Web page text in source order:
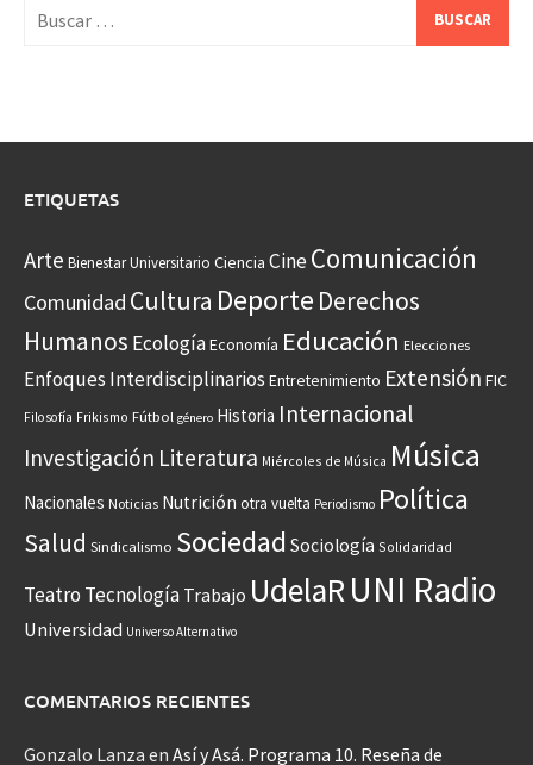
ETIQUETAS
Arte Bienestar Universitario Ciencia CineComunicación
Comunidad Cultura Deporte Derechos
Humanos EcologíaEconomía Educación Elecciones
Enfoques Interdisciplinarios Entretenimiento Extensión FIC
Filosofía Frikismo Fútbol género Historia Internacional
Investigación Literatura Miércoles de Música Música
Nacionales Noticias Nutrición otra vuelta Periodismo Política
Salud Sindicalismo Sociedad Sociología Solidaridad
Teatro Tecnología Trabajo UdelaRUNI Radio
Universidad Universo Alternativo
COMENTARIOS RECIENTES
Gonzalo Lanza en Así y Asá. Programa 10. Reseña de